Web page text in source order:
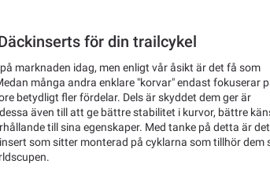
för din trailcykel
marknaden idag, men enligt vår åsikt är det få som
många andra enklare "korvar" endast fokuserar
betydligt fler fördelar. Dels är skyddet dem ger är
även till att ge bättre stabilitet i kurvor, bättre
till sina egenskaper. Med tanke på detta är det
som sitter monterad på cyklarna som tillhör dem